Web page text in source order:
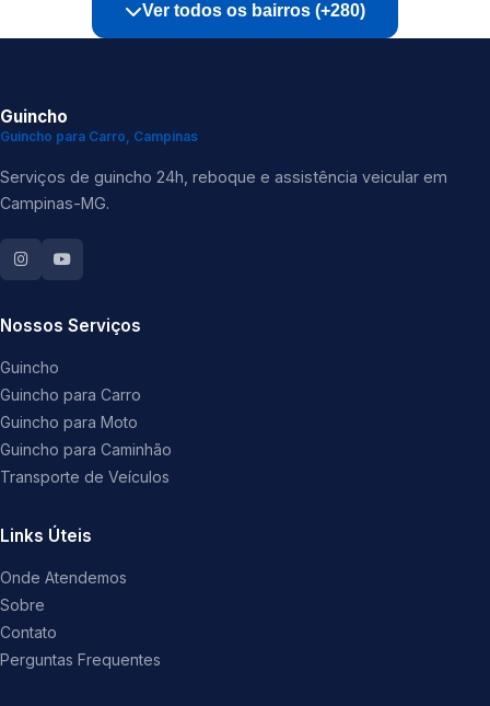
Ver todos os bairros (+280)
Guincho
Guincho para Carro, Campinas
Serviços de guincho 24h, reboque e assistência veicular em
Campinas-MG.
Nossos Serviços
Guincho
Guincho para Carro
Guincho para Moto
Guincho para Caminhão
Transporte de Veículos
Links Úteis
Onde Atendemos
Sobre
Contato
Perguntas Frequentes